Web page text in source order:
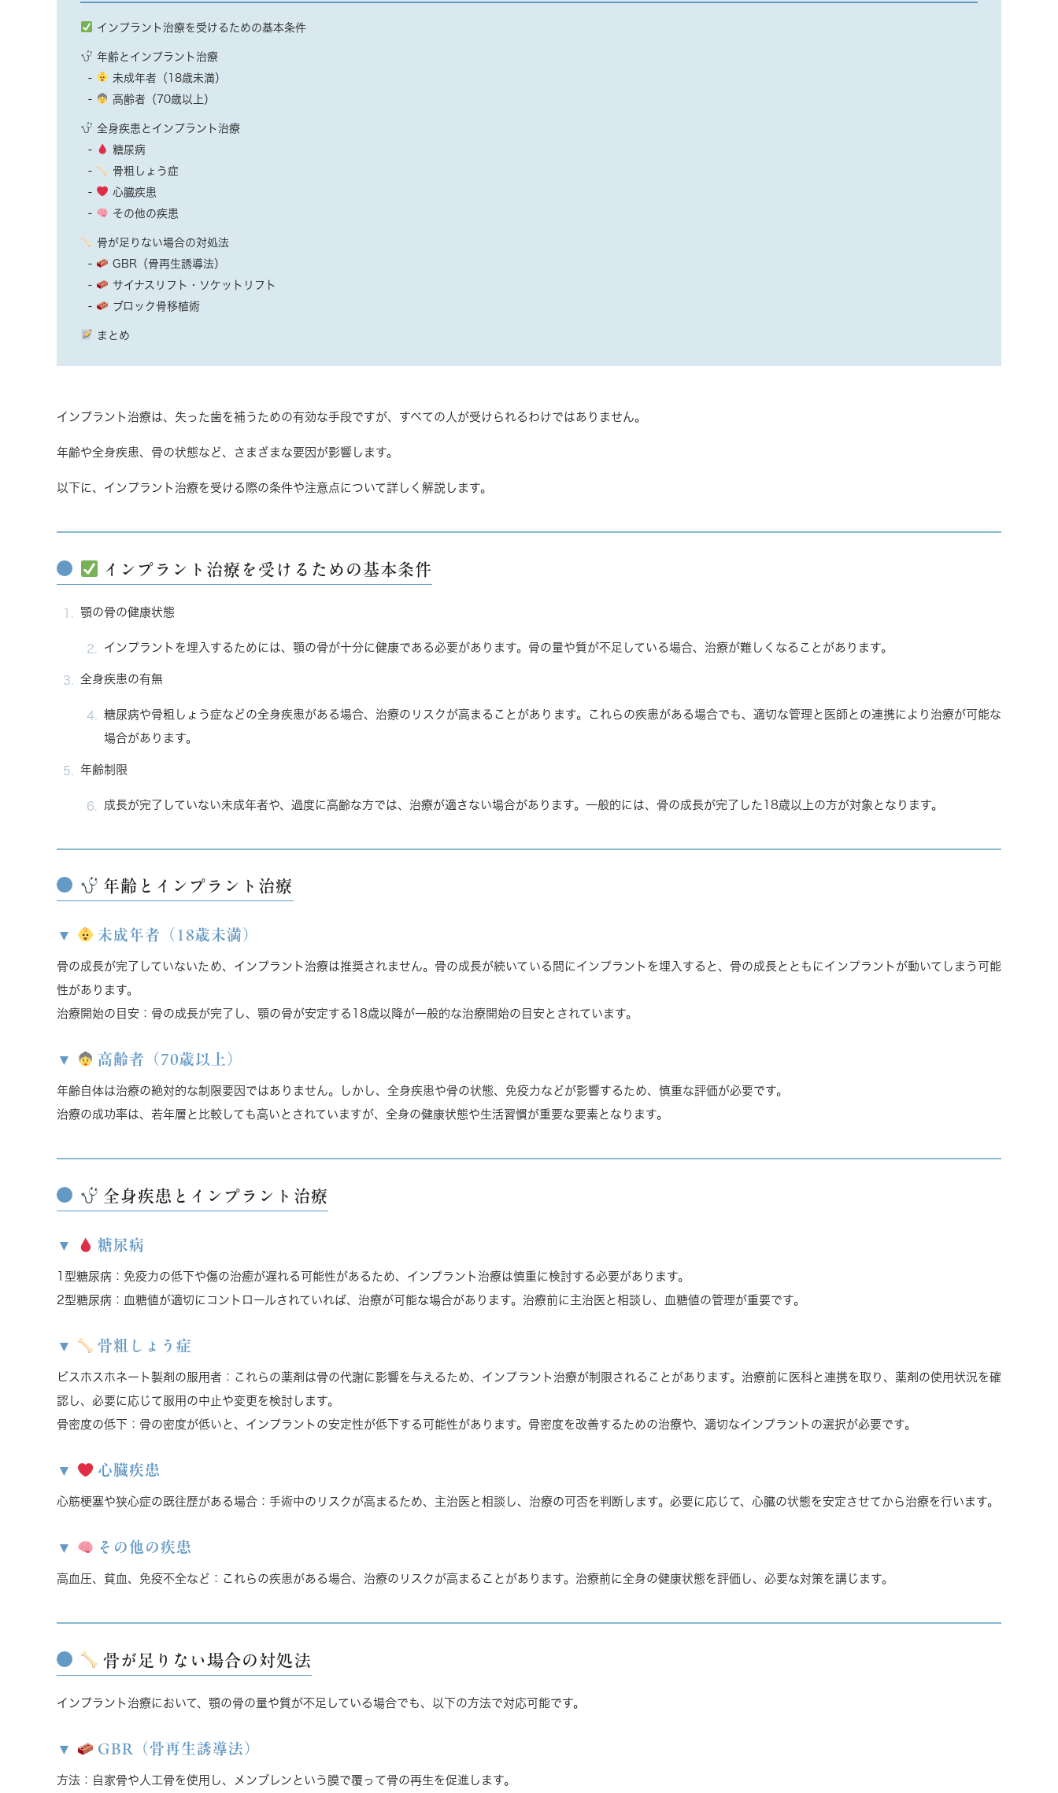
インプラント治療を受けるための基本条件
年齢とインプラント治療
未成年者（18歳未満）
高齢者（70歳以上）
全身疾患とインプラント治療
糖尿病
骨粗しょう症
心臓疾患
その他の疾患
骨が足りない場合の対処法
GBR（骨再生誘導法）
サイナスリフト・ソケットリフト
ブロック骨移植術
まとめ
インプラント治療は、失った歯を補うための有効な手段ですが、すべての人が受けられるわけではありません。
年齢や全身疾患、骨の状態など、さまざまな要因が影響します。
以下に、インプラント治療を受ける際の条件や注意点について詳しく解説します。
インプラント治療を受けるための基本条件
顎の骨の健康状態
インプラントを埋入するためには、顎の骨が十分に健康である必要があります。骨の量や質が不足している場合、治療が難しくなることがあります。
全身疾患の有無
糖尿病や骨粗しょう症などの全身疾患がある場合、治療のリスクが高まることがあります。これらの疾患がある場合でも、適切な管理と医師との連携により治療が可能な
場合があります。
年齢制限
成長が完了していない未成年者や、過度に高齢な方では、治療が適さない場合があります。一般的には、骨の成長が完了した18歳以上の方が対象となります。
年齢とインプラント治療
未成年者（18歳未満）
骨の成長が完了していないため、インプラント治療は推奨されません。骨の成長が続いている間にインプラントを埋入すると、骨の成長とともにインプラントが動いてしまう可能
性があります。
治療開始の目安 ：骨の成長が完了し、顎の骨が安定する18歳以降が一般的な治療開始の目安とされています。
高齢者（70歳以上）
年齢自体は治療の絶対的な制限要因ではありません。しかし、全身疾患や骨の状態、免疫力などが影響するため、慎重な評価が必要です。
治療の成功率は、若年層と比較しても高いとされていますが、全身の健康状態や生活習慣が重要な要素となります。
全身疾患とインプラント治療
糖尿病
1型糖尿病 ：免疫力の低下や傷の治癒が遅れる可能性があるため、インプラント治療は慎重に検討する必要があります。
2型糖尿病 ：血糖値が適切にコントロールされていれば、治療が可能な場合があります。治療前に主治医と相談し、血糖値の管理が重要です。
骨粗しょう症
ビスホスホネート製剤の服用者 ：これらの薬剤は骨の代謝に影響を与えるため、インプラント治療が制限されることがあります。治療前に医科と連携を取り、薬剤の使用状況を確
認し、必要に応じて服用の中止や変更を検討します。
骨密度の低下 ：骨の密度が低いと、インプラントの安定性が低下する可能性があります。骨密度を改善するための治療や、適切なインプラントの選択が必要です。
心臓疾患
心筋梗塞や狭心症の既往歴がある場合 ：手術中のリスクが高まるため、主治医と相談し、治療の可否を判断します。必要に応じて、心臓の状態を安定させてから治療を行います。
その他の疾患
高血圧、貧血、免疫不全など ：これらの疾患がある場合、治療のリスクが高まることがあります。治療前に全身の健康状態を評価し、必要な対策を講じます。
骨が足りない場合の対処法
インプラント治療において、顎の骨の量や質が不足している場合でも、以下の方法で対応可能です。
GBR（骨再生誘導法）
方法 ：自家骨や人工骨を使用し、メンブレンという膜で覆って骨の再生を促進します。